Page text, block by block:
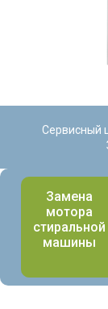
Сервисный
Замена
мотора
стиральной
машины